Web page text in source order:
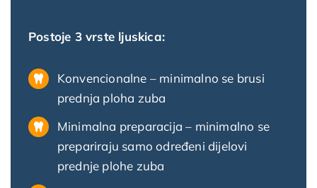
Postoje 3 vrste ljuskica:
Konvencionalne – minimalno se brusi
prednja ploha zuba
Minimalna preparacija – minimalno se
prepariraju samo određeni dijelovi
prednje plohe zuba